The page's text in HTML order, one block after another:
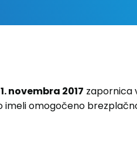
1. novembra 2017 zapornica
omogočeno